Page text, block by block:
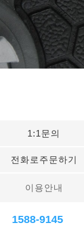
1:1문의
전화로주문하기
이용안내
1588-9145